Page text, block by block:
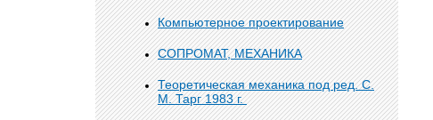
Компьютерное проектирование
СОПРОМАТ, МЕХАНИКА
Теоретическая механика под ред. С.
М. Тарг 1983 г.